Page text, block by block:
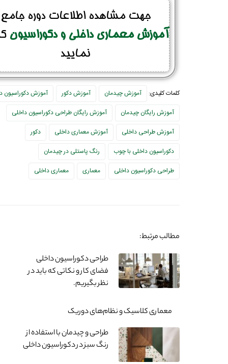
جهت مشاهده اطلاعات دوره جامع
آموزش معماری داخلی و دکوراسیون
نمایید
کلمات کلیدی: آموزش چیدمان آموزش دکور
آموزش دکوراسیون
آموزش رایگان چیدمان
آموزش رایگان طراحی دکوراسیون داخلی
آموزش طراحی داخلی
آموزش معماری داخلی
دکور
دکوراسیون داخلی با چوب
رنگ پاستلی در چیدمان
طراحی دکوراسیون داخلی
معماری معماری داخلی
مطالب مرتبط:
طراحی دکوراسیون داخلی
فضای کار و نکاتی که باید در
نظر بگیریم.
معماری کلاسیک و نظام‌های دوریک
طراحی و چیدمان با استفاده از
رنگ سبز در دکوراسیون داخلی